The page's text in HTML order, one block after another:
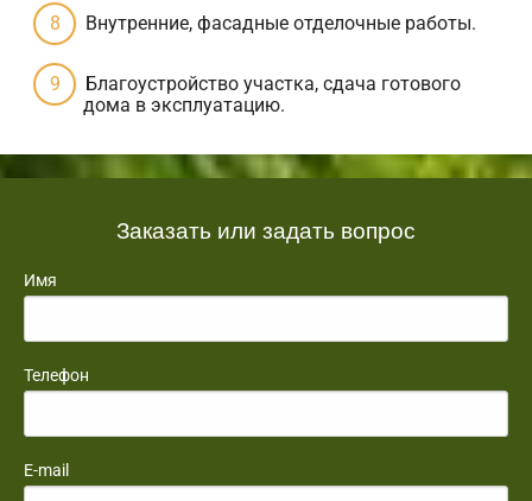
Внутренние, фасадные отделочные работы.
Благоустройство участка, сдача готового
дома в эксплуатацию.
Заказать или задать вопрос
Имя
Телефон
E-mail